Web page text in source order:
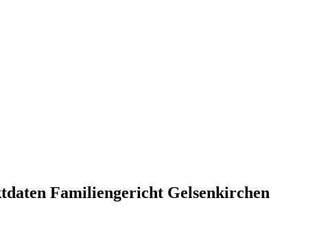
Familiengericht Gelsenkirchen